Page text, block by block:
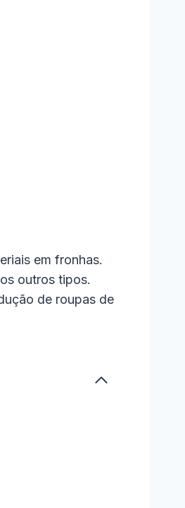
em fronhas.
outros tipos.
de roupas de